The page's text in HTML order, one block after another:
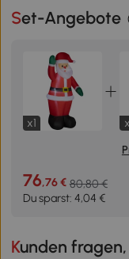
Set-Angebote
x1
76,76 € 80,80 €
Du sparst: 4,04 €
Kunden